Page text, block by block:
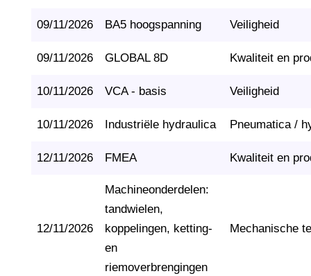
09/11/2026 BA5 hoogspanning Veiligheid
09/11/2026 GLOBAL 8D Kwaliteit en
10/11/2026 VCA - basis Veiligheid
10/11/2026 Industriële hydraulica Pneumatica /
12/11/2026 FMEA Kwaliteit en
12/11/2026
Machineonderdelen:
tandwielen,
koppelingen, ketting-
en
riemoverbrengingen
Mechanische